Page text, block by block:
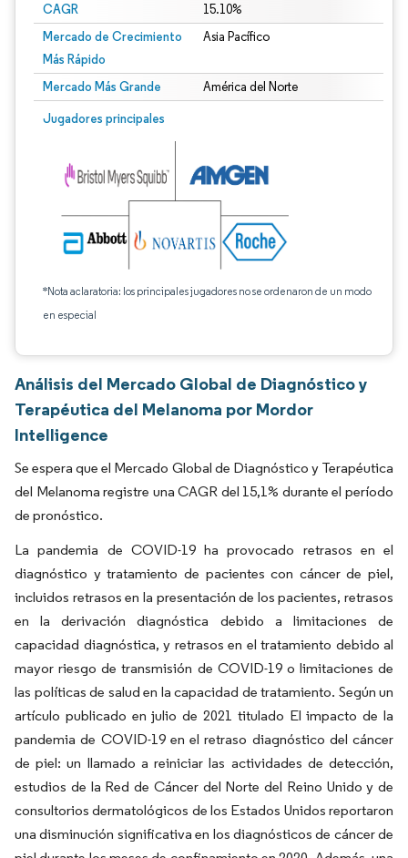
CAGR 15.10%
Mercado de Crecimiento
Más Rápido
Asia Pacífico
Mercado Más Grande América del Norte
Jugadores principales
*Nota aclaratoria: los principales jugadores no se ordenaron de un modo
en especial
Análisis del Mercado Global de Diagnóstico y
Terapéutica del Melanoma por Mordor
Intelligence
Se espera que el Mercado Global de Diagnóstico y Terapéutica
del Melanoma registre una CAGR del 15,1% durante el período
de pronóstico.
La pandemia de COVID-19 ha provocado retrasos en el
diagnóstico y tratamiento de pacientes con cáncer de piel,
incluidos retrasos en la presentación de los pacientes, retrasos
en la derivación diagnóstica debido a limitaciones de
capacidad diagnóstica, y retrasos en el tratamiento debido al
mayor riesgo de transmisión de COVID-19 o limitaciones de
las políticas de salud en la capacidad de tratamiento. Según un
artículo publicado en julio de 2021 titulado El impacto de la
pandemia de COVID-19 en el retraso diagnóstico del cáncer
de piel: un llamado a reiniciar las actividades de detección,
estudios de la Red de Cáncer del Norte del Reino Unido y de
consultorios dermatológicos de los Estados Unidos reportaron
una disminución significativa en los diagnósticos de cáncer de